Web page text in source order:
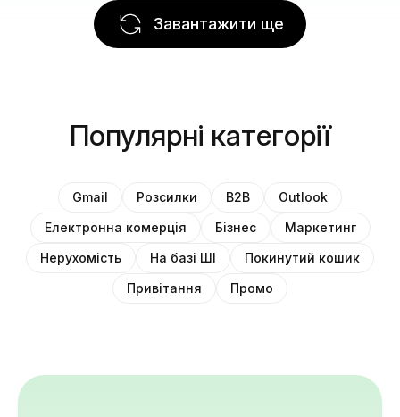
Завантажити ще
Популярні категорії
Gmail Розсилки B2B
Outlook
Електронна комерція
Бізнес
Маркетинг
Нерухомість
На базі ШІ
Покинутий кошик
Привітання
Промо